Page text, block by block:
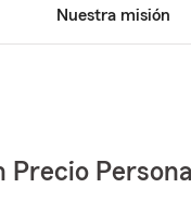
Nuestra misión
Precio